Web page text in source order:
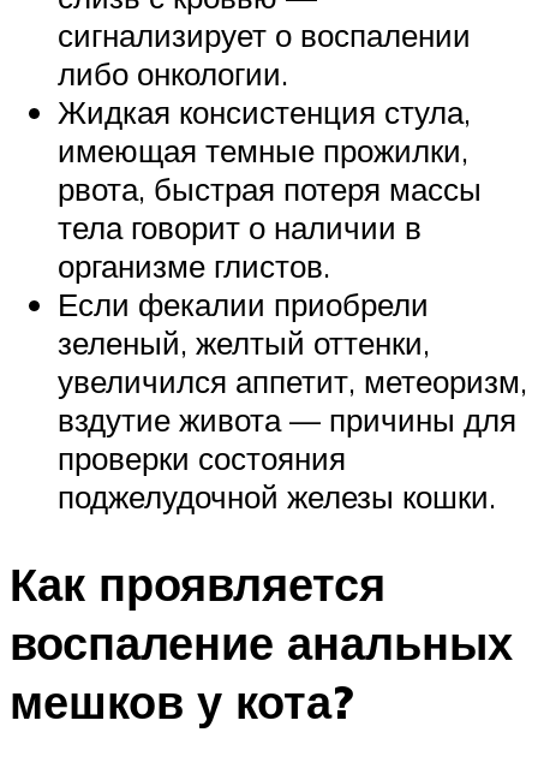
сигнализирует о воспалении
либо онкологии.
Жидкая консистенция стула,
имеющая темные прожилки,
рвота, быстрая потеря массы
тела говорит о наличии в
организме глистов.
Если фекалии приобрели
зеленый, желтый оттенки,
увеличился аппетит, метеоризм,
вздутие живота — причины для
проверки состояния
поджелудочной железы кошки.
Как проявляется
воспаление анальных
мешков у кота?